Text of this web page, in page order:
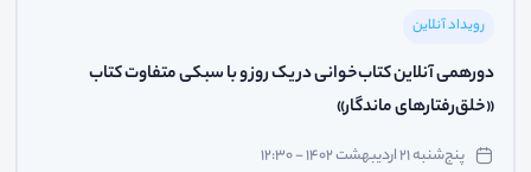
رویداد آنلاین
دورهمی آنلاین کتاب‌خوانی در یک روز و با سبکی متفاوت کتاب
«خلق‌رفتارهای ماندگار»
پنج‌شنبه ۲۱ اردیبهشت ۱۴۰۲ - ۱۲:۳۰